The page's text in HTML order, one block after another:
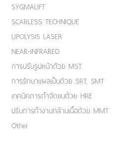
SYGMALIFT
SCARLESS TECHNIQUE
LIPOLYSIS LASER
NEAR-INFRARED
การปรับรูปหน้าด้วย MST
การรักษาแผลเป็นด้วย SRT, SMT
เทคนิคการกำจัดขนด้วย HRE
ปรับการทำงานกล้ามเนื้อด้วย MMT
Other